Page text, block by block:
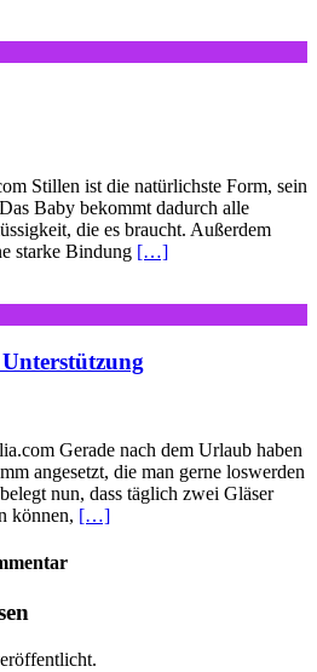
Stillen ist die natürlichste Form, sein
Baby bekommt dadurch alle
die es braucht. Außerdem
starke Bindung […]
Gerade nach dem Urlaub haben
angesetzt, die man gerne loswerden
nun, dass täglich zwei Gläser
können, […]